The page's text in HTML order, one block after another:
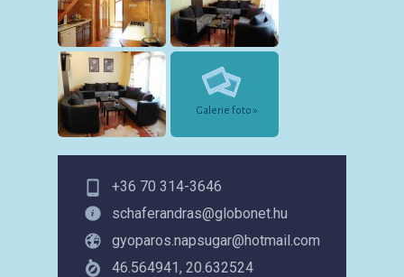
Galerie foto »
+36 70 314-3646
schaferandras@globonet.hu
gyoparos.napsugar@hotmail.com
46.564941, 20.632524